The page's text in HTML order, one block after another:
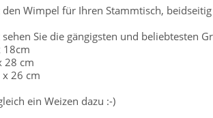
den Wimpel für Ihren Stammtisch,
Sie die gängigsten und beliebtesten
18cm
28 cm
x 26 cm
ein Weizen dazu :-)